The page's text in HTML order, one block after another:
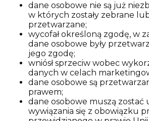
dane osobowe nie są już
w których zostały zebrane
przetwarzane;
wycofał określoną zgodę, w
dane osobowe były
jego zgodę;
wniósł sprzeciw wobec
danych w celach
dane osobowe są
prawem;
dane osobowe muszą zostać
wywiązania się z obowiązku